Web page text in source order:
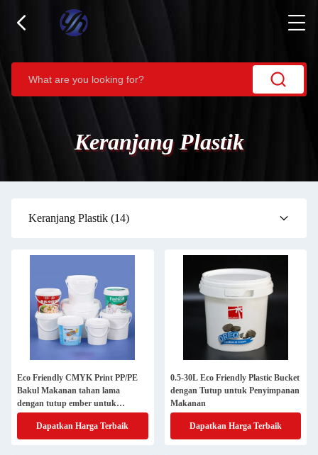
Keranjang Plastik
Keranjang Plastik (14)
Eco Friendly CMYK Print PP/PE
Bakul Makanan tahan lama
dengan tutup ember untuk
penyimpanan tahan air yang tahan
Dapatkan Harga Terbaik
0.5-30L Eco Friendly Plastic Bucket
dengan Tutup untuk Penyimpanan
Makanan
Dapatkan Harga Terbaik